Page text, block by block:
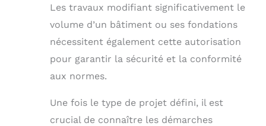
Les travaux modifiant significativement le
volume d’un bâtiment ou ses fondations
nécessitent également cette autorisation
pour garantir la sécurité et la conformité
aux normes.
Une fois le type de projet défini, il est
crucial de connaître les démarches